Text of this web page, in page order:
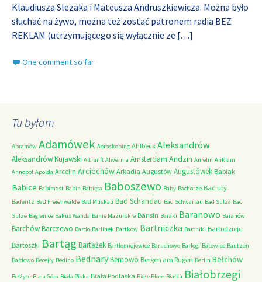
Klaudiusza Slezaka i Mateusza Andruszkiewicza. Można było
słuchać na żywo, można też zostać patronem radia BEZ
REKLAM (utrzymującego się wyłącznie ze […]
One comment so far
Tu byłam
Abramów Adamówek Aeroskobing Ahlbeck Aleksandrów
Aleksandrów Kujawski Altranft Alwernia Amsterdam Andzin Anielin Anklam
Annopol Apolda Arcelin Arciechów Arkadia Augustów Augustówek Babiak
Babice Babimost Babin Babięta Baboszewo Baby Bachorze Baciuty
Baderitz Bad Freienwalde Bad Muskau Bad Schandau Bad Schwartau Bad Sulza Bad
Sulze Bagienice Bakus Wanda Banie Mazurskie Bansin Baraki Baranowo Baranów
BarchówBarczewo Bardo Barlinek Bartków Bartniczka Bartniki Bartodzieje
Bartoszki Bartąg Bartążek Bartłomiejowice Baruchowo Barłogi Batowice Bautzen
Bałdowo Becejły Bedlno BednaryBemowo Bergen am Rugen Berlin Bełchów
Bełżyce Biała Góra Biała Piska Biała Podlaska Białe Błoto Białka Białobrzegi